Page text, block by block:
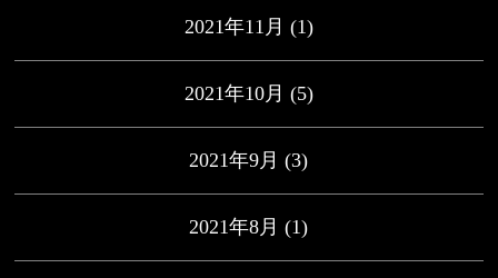
2021年11月 (1)
2021年10月 (5)
2021年9月 (3)
2021年8月 (1)